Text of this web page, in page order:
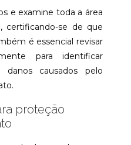
e examine toda a área
certificando-se de que
é essencial revisar
para identificar
danos causados pelo
proteção